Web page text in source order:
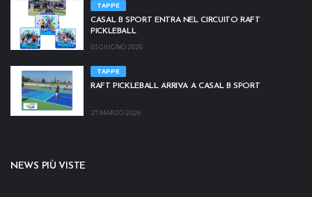
TAPPE
CASAL B SPORT ENTRA NEL CIRCUITO RAFT
PICKLEBALL
03 GIUGNO 2026
TAPPE
RAFT PICKLEBALL ARRIVA A CASAL B SPORT
27 MARZO 2026
NEWS PIÙ VISTE